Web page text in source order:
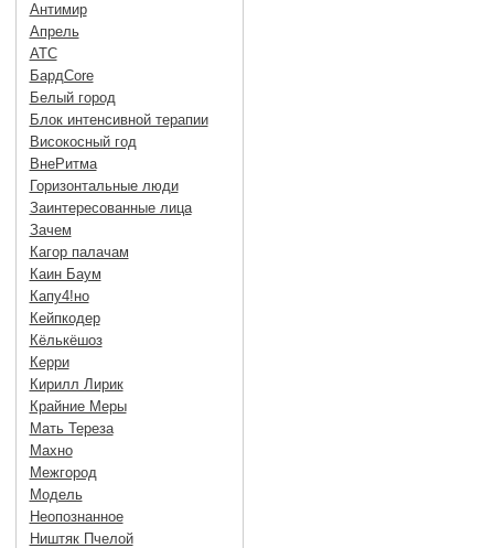
Антимир
Апрель
АТС
БардCore
Белый город
Блок интенсивной терапии
Високосный год
ВнеРитма
Горизонтальные люди
Заинтересованные лица
Зачем
Кагор палачам
Каин Баум
Капу4!но
Кейпкодер
Кёлькёшоз
Керри
Кирилл Лирик
Крайние Меры
Мать Тереза
Махно
Межгород
Модель
Неопознанное
Ништяк Пчелой